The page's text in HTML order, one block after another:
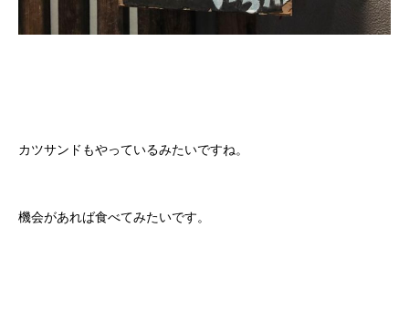
カツサンドもやっているみたいですね。
機会があれば食べてみたいです。